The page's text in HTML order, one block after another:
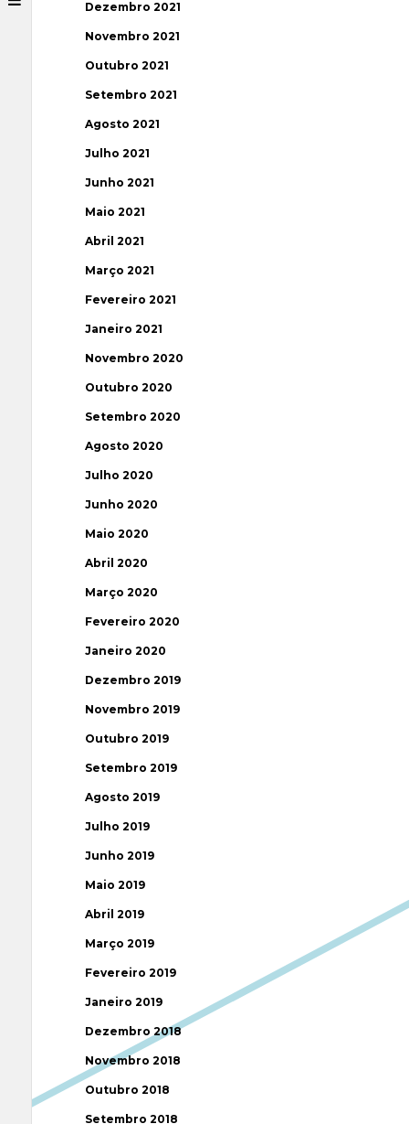
Dezembro 2021
Novembro 2021
Outubro 2021
Setembro 2021
Agosto 2021
Julho 2021
Junho 2021
Maio 2021
Abril 2021
Março 2021
Fevereiro 2021
Janeiro 2021
Novembro 2020
Outubro 2020
Setembro 2020
Agosto 2020
Julho 2020
Junho 2020
Maio 2020
Abril 2020
Março 2020
Fevereiro 2020
Janeiro 2020
Dezembro 2019
Novembro 2019
Outubro 2019
Setembro 2019
Agosto 2019
Julho 2019
Junho 2019
Maio 2019
Abril 2019
Março 2019
Fevereiro 2019
Janeiro 2019
Dezembro 2018
Novembro 2018
Outubro 2018
Setembro 2018